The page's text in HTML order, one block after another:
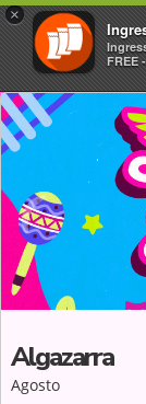
×
FREE
Algazarra
Agosto